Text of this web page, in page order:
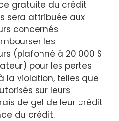
gratuite du crédit
sera attribuée aux
concernés.
les
(plafonné à 20 000 $
pour les pertes
la violation, telles que
sur leurs
de gel de leur crédit
du crédit.